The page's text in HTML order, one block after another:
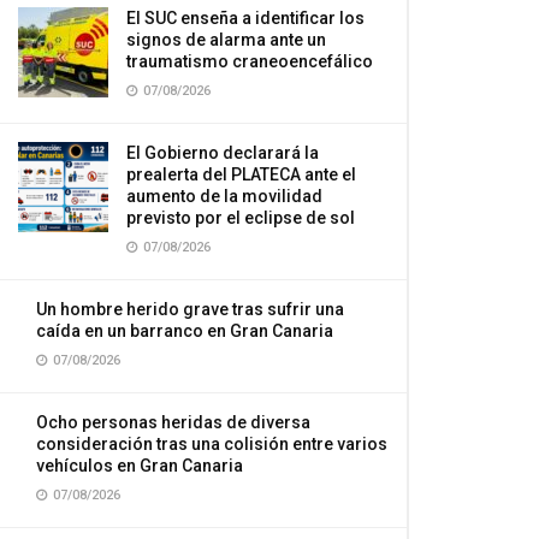
El SUC enseña a identificar los
signos de alarma ante un
traumatismo craneoencefálico
07/08/2026
El Gobierno declarará la
prealerta del PLATECA ante el
aumento de la movilidad
previsto por el eclipse de sol
07/08/2026
Un hombre herido grave tras sufrir una
caída en un barranco en Gran Canaria
07/08/2026
Ocho personas heridas de diversa
consideración tras una colisión entre varios
vehículos en Gran Canaria
07/08/2026